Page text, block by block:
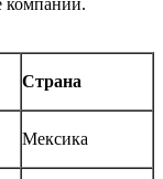
Страна
Мексика